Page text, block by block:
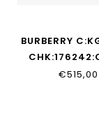
BURBERRY
€515,00